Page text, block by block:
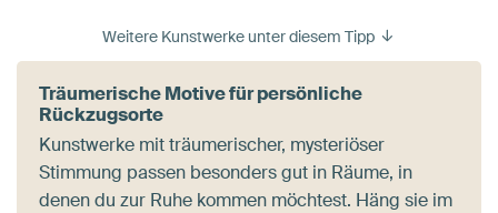
Weitere Kunstwerke unter diesem Tipp
Träumerische Motive für persönliche
Rückzugsorte
Kunstwerke mit träumerischer, mysteriöser
Stimmung passen besonders gut in Räume, in
denen du zur Ruhe kommen möchtest. Häng sie im